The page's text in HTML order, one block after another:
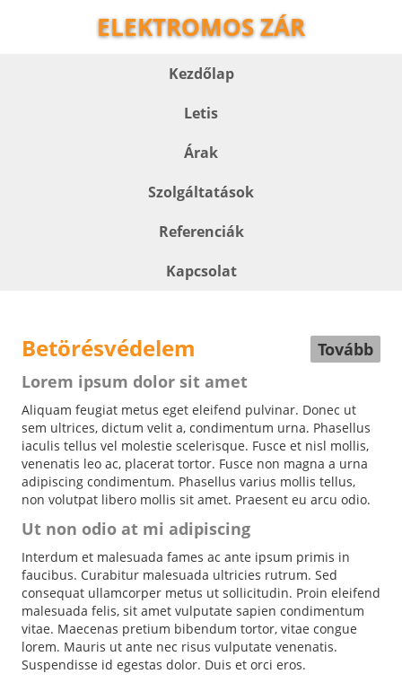
ELEKTROMOS ZÁR
Kezdőlap
Letis
Árak
Szolgáltatások
Referenciák
Kapcsolat
Betörésvédelem
Tovább
Lorem ipsum dolor sit amet
Aliquam feugiat metus eget eleifend pulvinar. Donec ut
sem ultrices, dictum velit a, condimentum urna. Phasellus
iaculis tellus vel molestie scelerisque. Fusce et nisl mollis,
venenatis leo ac, placerat tortor. Fusce non magna a urna
adipiscing condimentum. Phasellus varius mollis tellus,
non volutpat libero mollis sit amet. Praesent eu arcu odio.
Ut non odio at mi adipiscing
Interdum et malesuada fames ac ante ipsum primis in
faucibus. Curabitur malesuada ultricies rutrum. Sed
consequat ullamcorper metus ut sollicitudin. Proin eleifend
malesuada felis, sit amet vulputate sapien condimentum
vitae. Maecenas pretium bibendum tortor, vitae congue
lorem. Mauris ut ante nec risus vulputate venenatis.
Suspendisse id egestas dolor. Duis et orci eros.